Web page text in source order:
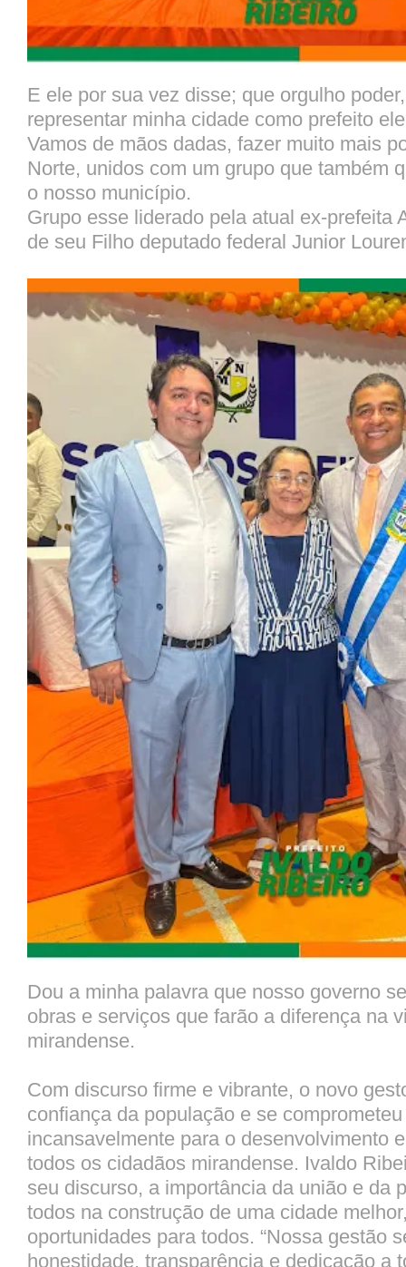
E ele por sua vez disse; que orgulho
representar minha cidade como prefeito
Vamos de mãos dadas, fazer muito mais
Norte, unidos com um grupo que também
o nosso município.
Grupo esse liderado pela atual ex-prefeita
de seu Filho deputado federal Junior
Dou a minha palavra que nosso governo
obras e serviços que farão a diferença na
mirandense.
Com discurso firme e vibrante, o novo
confiança da população e se
incansavelmente para o desenvolvimento
todos os cidadãos mirandense. Ivaldo
seu discurso, a importância da união e da
todos na construção de uma cidade
oportunidades para todos. “Nossa gestão
honestidade, transparência e dedicação a